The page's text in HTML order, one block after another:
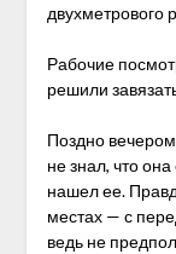
двухметрового
Рабочие
решили
Поздно
не знал, что
нашел ее.
местах — с
ведь не